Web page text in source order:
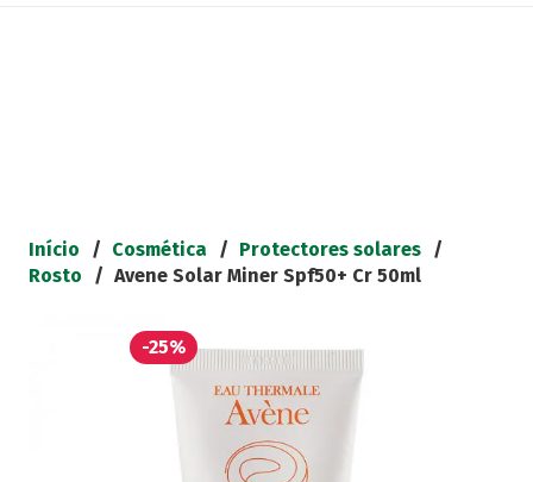
Início / Cosmética / Protectores solares /
Rosto
/ Avene Solar Miner Spf50+ Cr 50ml
-25%